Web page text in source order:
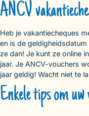
ANCV
Heb je vakantiecheques
en is de
ze dan! Je kunt ze online
jaar. Je ANCV-vouchers
jaar geldig! Wacht niet te
Enkele tips om